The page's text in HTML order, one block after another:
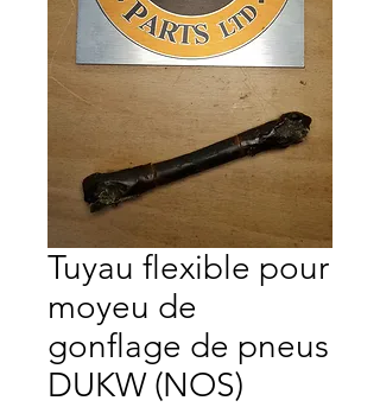
Tuyau flexible pour
moyeu de
gonflage de pneus
DUKW (NOS)